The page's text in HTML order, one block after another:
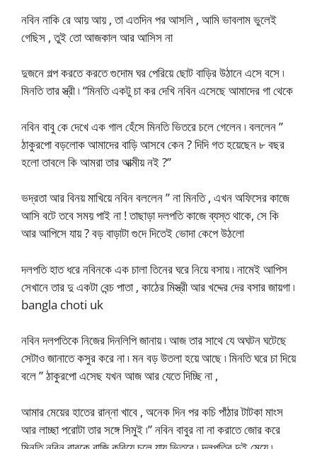
নবিন নাকি রে আয় আয় , তা এতদিন পর আসলি , আমি ভাবলাম ভুলেই
গেছিস , তুই তো আজকাল আর আসিস না
দুজনে গল্প করতে করতে গুদোম ঘর পেরিয়ে ছোট বাড়ির উঠানে এসে বসে ৷
মিনতি তার স্ত্রী ৷ “মিনতি একটু চা কর দেখি নবিন এসেছে আমাদের গা থেকে
নবিন বাবু কে দেখে এক গাল হেঁসে মিনতি ভিতরে চলে গেলেন ৷ বললেন ”
ঠাকুরপো বড়লোক আমাদের বাড়ি আসবে কেন ? দিদি গত হয়েছেন ৮ বছর
হলো তাবলে কি আমরা তার আত্মীয় নই ?”
ভদ্রতা আর বিনয় মাখিয়ে নবিন বললেন ” না মিনতি , এখন অফিসের কাজে
আসি বটে তবে সময় পাই না ! তাছাড়া দলপতি কাজে ব্যস্ত থাকে, সে কি
আর আপিসে যায় ? বড় বাড়াটা গুদে দিতেই ভোদা কেপে উঠলো
দলপতি হাত ধরে নবিনকে এক চালা তিনের ঘরে নিয়ে বসায় ৷ নামেই আপিস
সেখানে তার দু একটা বেন্চ পাতা , কাঠের মিস্ত্রী আর খদ্দের দের বসার জায়গা ৷
bangla choti uk
নবিন দলপতিকে নিজের দিনলিপি জানায় ৷ আজ তার সাথে যে অঘটন ঘটেছে
সেটাও জানাতে কসুর করে না ৷ মন বড় উতলা হয়ে আছে ৷ মিনতি ঘরে চা দিয়ে
বলে ” ঠাকুরপো এসেছ যখন আজ আর যেতে দিচ্ছি না ,
আমার মেয়ের হাতের রান্না খাবে , অনেক দিন পর কচি পাঁঠার টাটকা মাংস
আর লাচ্ছা পরোটা তার সঙ্গে সিমুই ৷” নবিন বাবুর না না করাতে জোর করে